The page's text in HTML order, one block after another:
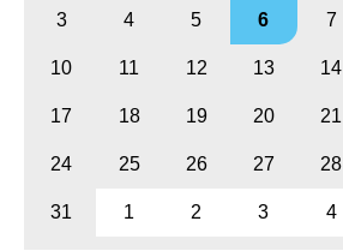
3 4 5 6 7
10 11 12 13 14
17 18 19 20 21
24 25 26 27 28
31 1 2 3 4